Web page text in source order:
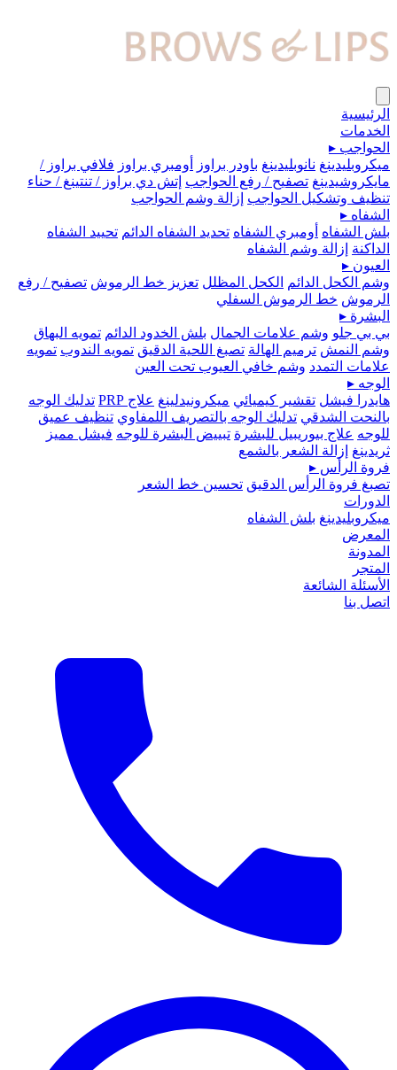
الرئيسية
الخدمات
الحواجب ▸
ميكروبلیدينغ نانوبليدينغ باودر براوز أومبري براوز فلافي براوز /
مايكروشيدينغ تصفيح / رفع الحواجب إتش دي براوز / تنتينغ / حناء
تنظيف وتشكيل الحواجب إزالة وشم الحواجب
الشفاه ▸
بلش الشفاه أومبري الشفاه تحديد الشفاه الدائم تحييد الشفاه
الداكنة إزالة وشم الشفاه
العيون ▸
وشم الكحل الدائم
الكحل المظلل تعزيز خط الرموش تصفيح / رفع
الرموش خط الرموش السفلي
البشرة ▸
بي بي جلو وشم علامات الجمال بلش الخدود الدائم تمويه البهاق
وشم النمش ترميم الهالة تصبغ اللحية الدقيق تمويه الندوب تمويه
علامات التمدد وشم خافي العيوب تحت العين
الوجه ▸
هايدرا فيشل تقشير كيميائي ميكرونيدلينغ علاج PRP
تدليك الوجه
بالنحت الشدقي تدليك الوجه بالتصريف اللمفاوي تنظيف عميق
للوجه علاج بيوريبيل للبشرة تبييض البشرة للوجه فيشل مميز
ثريدينغ إزالة الشعر بالشمع
فروة الرأس ▸
تصبغ فروة الرأس الدقيق تحسين خط الشعر
الدورات
ميكروبلیدينغ بلش الشفاه
المعرض
المدونة
المتجر
الأسئلة الشائعة
اتصل بنا